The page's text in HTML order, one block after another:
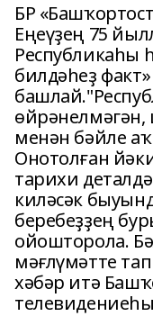
БР
Еңеүҙең 75
Республикаһы
билдәһеҙ
менән бәйле
Онотолған
тарихи
киләсәк
беребеҙҙең
ойошторола.
мәғлүмәтте
хәбәр итә